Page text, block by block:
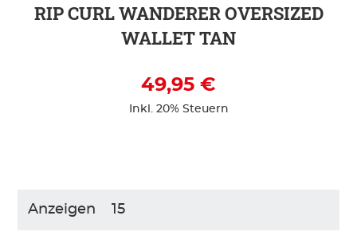
RIP CURL WANDERER OVERSIZED
WALLET TAN
49,95 €
Inkl. 20% Steuern
Anzeigen